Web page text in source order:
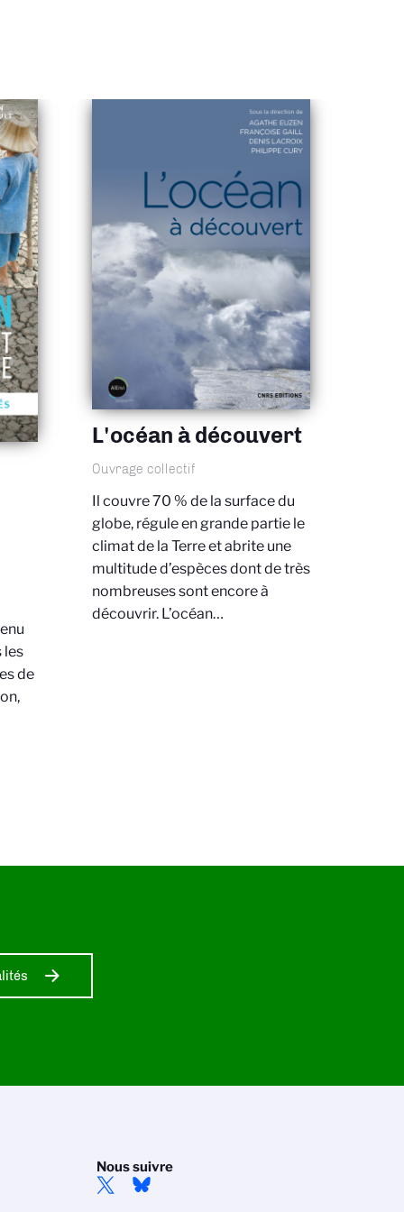
les
de
L'océan à découvert
Ouvrage collectif
Il couvre 70 % de la surface du
globe, régule en grande partie le
climat de la Terre et abrite une
multitude d’espèces dont de très
nombreuses sont encore à
découvrir. L’océan…
Nous suivre